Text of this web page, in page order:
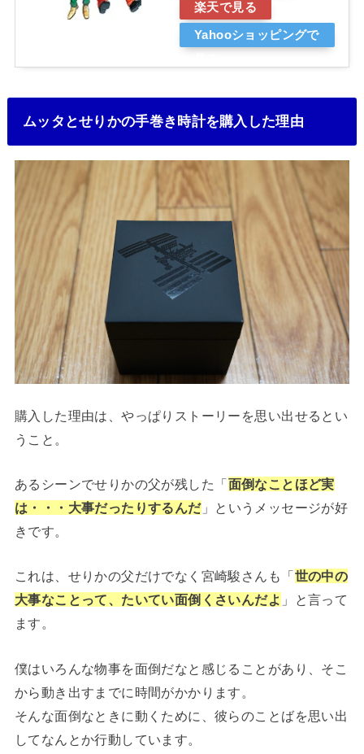
楽天で見る
Yahooショッピングで
ムッタとせりかの手巻き時計を購入した理由
購入した理由は、やっぱりストーリーを思い出せるとい
うこと。
あるシーンでせりかの父が残した「面倒なことほど実
は・・・大事だったりするんだ」というメッセージが好
きです。
これは、せりかの父だけでなく宮崎駿さんも「 世の中の
大事なことって、たいてい面倒くさいんだよ 」と言って
ます。
僕はいろんな物事を面倒だなと感じることがあり、そこ
から動き出すまでに時間がかかります。
そんな面倒なときに動くために、彼らのことばを思い出
してなんとか行動しています。